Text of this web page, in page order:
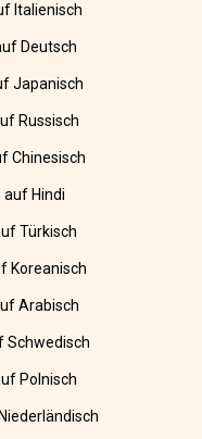
Italienisch
Deutsch
Japanisch
Russisch
Chinesisch
auf Hindi
Türkisch
Koreanisch
Arabisch
Schwedisch
Polnisch